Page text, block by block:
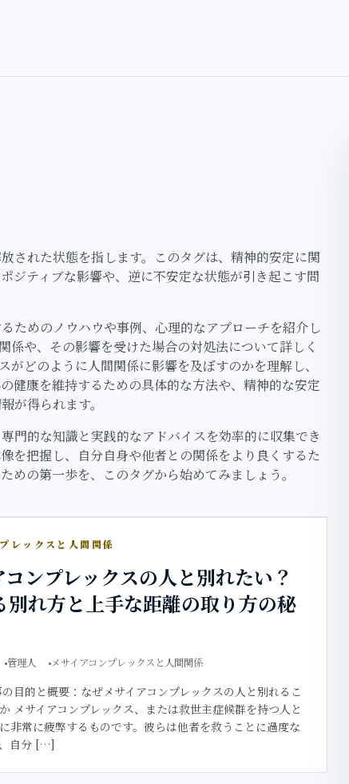
された状態を指します。このタグは、精神的安定に関
ジティブな影響や、逆に不安定な状態が引き起こす問
ためのノウハウや事例、心理的なアプローチを紹介し
係や、その影響を受けた場合の対処法について詳しく
どのように人間関係に影響を及ぼすのかを理解し、
健康を維持するための具体的な方法や、精神的な安定
が得られます。
門的な知識と実践的なアドバイスを効率的に収集でき
を把握し、自分自身や他者との関係をより良くするた
めの第一歩を、このタグから始めてみましょう。
レックスと人間関係
コンプレックスの人と別れたい？
別れ方と上手な距離の取り方の秘
管理人 メサイアコンプレックスと人間関係
目的と概要：なぜメサイアコンプレックスの人と別れるこ
メサイアコンプレックス、または救世主症候群を持つ人と
非常に疲弊するものです。彼らは他者を救うことに過度な
自分 […]